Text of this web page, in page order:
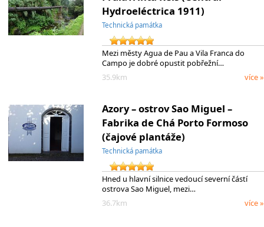
Hydroeléctrica 1911)
Technická památka
Mezi městy Agua de Pau a Vila Franca do
Campo je dobré opustit pobřežní…
35.9km
více »
Azory – ostrov Sao Miguel –
Fabrika de Chá Porto Formoso
(čajové plantáže)
Technická památka
Hned u hlavní silnice vedoucí severní částí
ostrova Sao Miguel, mezi…
36.7km
více »